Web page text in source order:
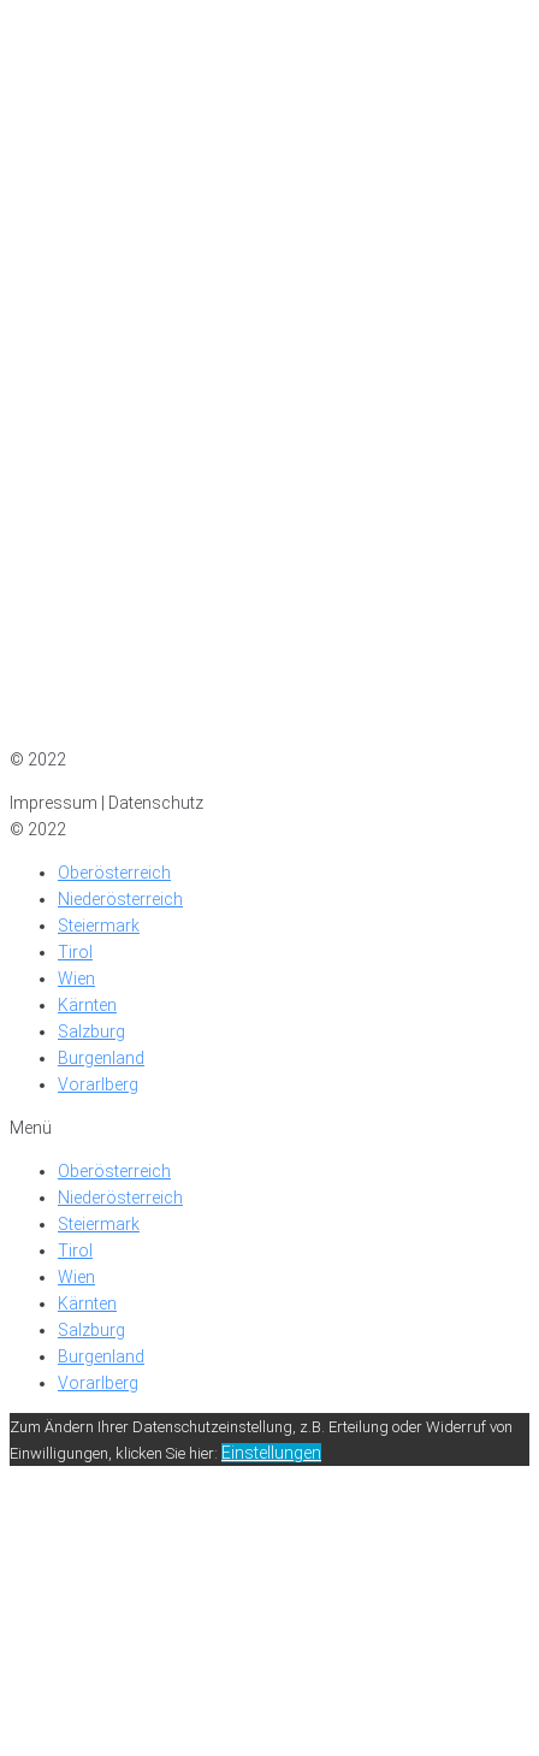
© 2022
Impressum | Datenschutz
© 2022
Oberösterreich
Niederösterreich
Steiermark
Tirol
Wien
Kärnten
Salzburg
Burgenland
Vorarlberg
Menü
Oberösterreich
Niederösterreich
Steiermark
Tirol
Wien
Kärnten
Salzburg
Burgenland
Vorarlberg
Zum Ändern Ihrer Datenschutzeinstellung, z.B. Erteilung oder Widerruf von
Einwilligungen, klicken Sie hier: Einstellungen